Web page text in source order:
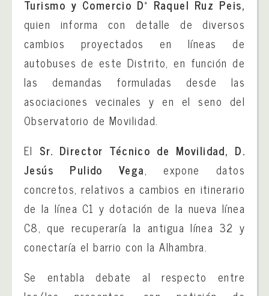
Turismo y Comercio Dª Raquel Ruz Peis,
quien informa con detalle de diversos
cambios proyectados en líneas de
autobuses de este Distrito, en función de
las demandas formuladas desde las
asociaciones vecinales y en el seno del
Observatorio de Movilidad.
El Sr. Director Técnico de Movilidad, D.
Jesús Pulido Vega, expone datos
concretos, relativos a cambios en itinerario
de la línea C1 y dotación de la nueva línea
C8, que recuperaría la antigua línea 32 y
conectaría el barrio con la Alhambra.
Se entabla debate al respecto entre